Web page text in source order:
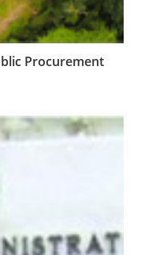
Procurement